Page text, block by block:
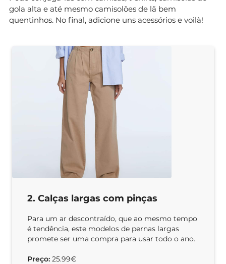
gola alta e até mesmo camisolões de lã bem
quentinhos. No final, adicione uns acessórios e voilà!
2. Calças largas com pinças
Para um ar descontraído, que ao mesmo tempo
é tendência, este modelos de pernas largas
promete ser uma compra para usar todo o ano.
Preço: 25.99€